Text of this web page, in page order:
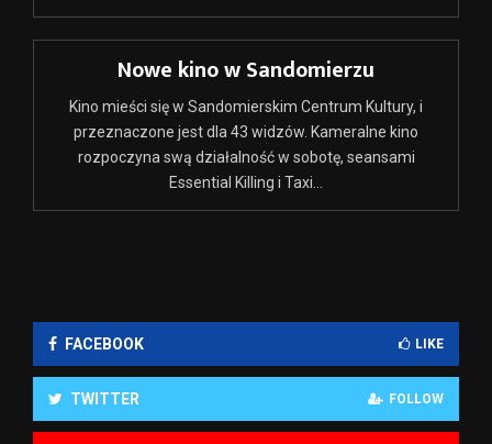
Nowe kino w Sandomierzu
Kino mieści się w Sandomierskim Centrum Kultury, i
przeznaczone jest dla 43 widzów. Kameralne kino
rozpoczyna swą działalność w sobotę, seansami
Essential Killing i Taxi...
FACEBOOK LIKE
TWITTER FOLLOW